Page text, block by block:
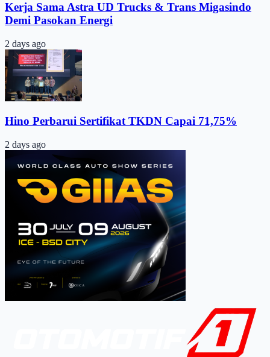
Kerja Sama Astra UD Trucks & Trans Migasindo
Demi Pasokan Energi
2 days ago
Hino Perbarui Sertifikat TKDN Capai 71,75%
2 days ago